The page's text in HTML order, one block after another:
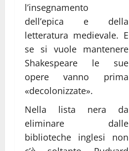
l’insegnamento
dell’epica e della
letteratura medievale. E
se si vuole mantenere
Shakespeare le sue
opere vanno prima
«decolonizzate».
Nella lista nera da
eliminare dalle
biblioteche inglesi non